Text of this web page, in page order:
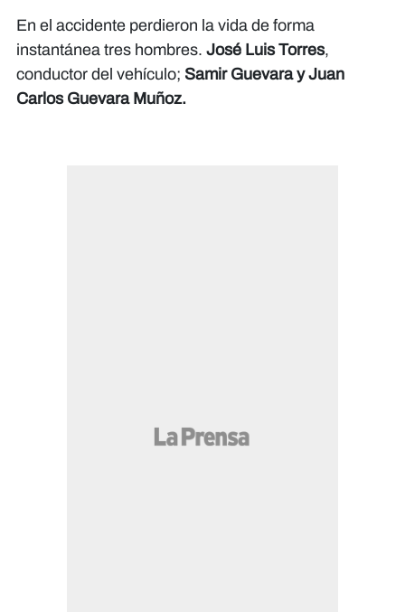
En el accidente perdieron la vida de forma
instantánea tres hombres. José Luis Torres,
conductor del vehículo; Samir Guevara y Juan
Carlos Guevara Muñoz.